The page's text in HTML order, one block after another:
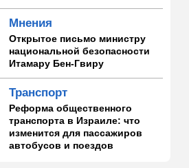
Мнения
Открытое письмо министру
национальной безопасности
Итамару Бен-Гвиру
Транспорт
Реформа общественного
транспорта в Израиле: что
изменится для пассажиров
автобусов и поездов